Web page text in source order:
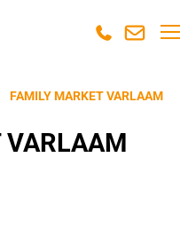
FAMILY MARKET VARLAAM
VARLAAM